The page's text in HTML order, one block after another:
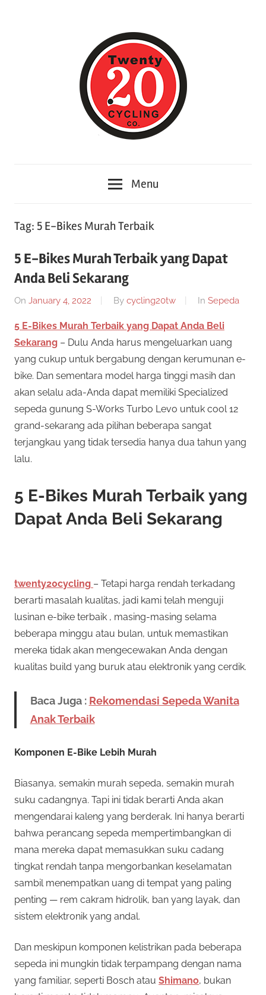
Informasi
tentang
Toko
sepeda
twenty20
cycling
Menu
Tag: 5 E-Bikes Murah Terbaik
5 E-Bikes Murah Terbaik yang Dapat
Anda Beli Sekarang
On January 4, 2022 By cycling20tw In Sepeda
5 E-Bikes Murah Terbaik yang Dapat Anda Beli
Sekarang – Dulu Anda harus mengeluarkan uang
yang cukup untuk bergabung dengan kerumunan e-
bike. Dan sementara model harga tinggi masih dan
akan selalu ada-Anda dapat memiliki Specialized
sepeda gunung S-Works Turbo Levo untuk cool 12
grand-sekarang ada pilihan beberapa sangat
terjangkau yang tidak tersedia hanya dua tahun yang
lalu.
5 E-Bikes Murah Terbaik yang
Dapat Anda Beli Sekarang
twenty20cycling – Tetapi harga rendah terkadang
berarti masalah kualitas, jadi kami telah menguji
lusinan e-bike terbaik , masing-masing selama
beberapa minggu atau bulan, untuk memastikan
mereka tidak akan mengecewakan Anda dengan
kualitas build yang buruk atau elektronik yang cerdik.
Baca Juga : Rekomendasi Sepeda Wanita
Anak Terbaik
Komponen E-Bike Lebih Murah
Biasanya, semakin murah sepeda, semakin murah
suku cadangnya. Tapi ini tidak berarti Anda akan
mengendarai kaleng yang berderak. Ini hanya berarti
bahwa perancang sepeda mempertimbangkan di
mana mereka dapat memasukkan suku cadang
tingkat rendah tanpa mengorbankan keselamatan
sambil menempatkan uang di tempat yang paling
penting — rem cakram hidrolik, ban yang layak, dan
sistem elektronik yang andal.
Dan meskipun komponen kelistrikan pada beberapa
sepeda ini mungkin tidak terpampang dengan nama
yang familiar, seperti Bosch atau Shimano, bukan